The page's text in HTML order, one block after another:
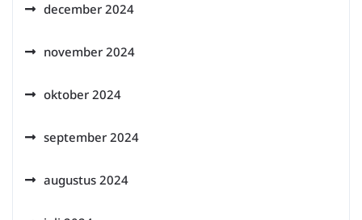
december 2024
november 2024
oktober 2024
september 2024
augustus 2024